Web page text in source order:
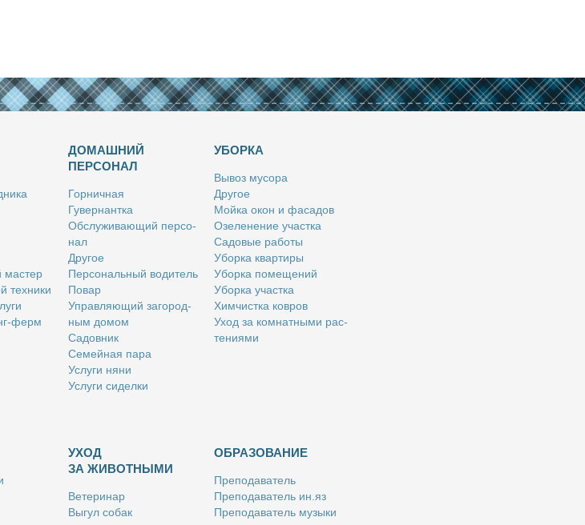
ма­стер
тех­ни­ки
ферм
ДОМАШНИЙ
ПЕРСОНАЛ
Гор­нич­ная
Гу­вер­нант­ка
Об­слу­жи­ва­ю­щий пер­со­
нал
Дру­гое
Пер­со­наль­ный во­ди­тель
По­вар
Управ­ля­ю­щий за­го­род­
ным до­мом
Са­дов­ник
Се­мей­ная па­ра
Услу­ги ня­ни
Услу­ги си­дел­ки
УБОРКА
Вы­воз му­со­ра
Дру­гое
Мой­ка окон и фа­са­дов
Озе­ле­не­ние участ­ка
Са­до­вые ра­бо­ты
Убор­ка квар­ти­ры
Убор­ка по­ме­ще­ний
Убор­ка участ­ка
Хим­чист­ка ков­ров
Уход за ком­нат­ны­ми рас­
те­ни­я­ми
УХОД
ЗА ЖИВОТНЫМИ
Ве­те­ри­нар
Вы­гул со­бак
ОБРАЗОВАНИЕ
Пре­по­да­ва­тель
Пре­по­да­ва­тель ин.яз
Пре­по­да­ва­тель му­зы­ки